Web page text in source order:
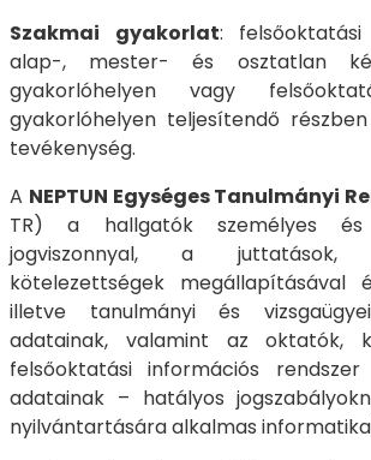
Szakmai gyakorlat: felsőoktatási
alap-, mester- és osztatlan
gyakorlóhelyen vagy
gyakorlóhelyen teljesítendő
tevékenység.
A NEPTUN Egységes Tanulmányi
TR) a hallgatók személyes
jogviszonnyal, a juttatások,
kötelezettségek megállapításával
illetve tanulmányi és
adatainak, valamint az oktatók,
felsőoktatási információs
adatainak – hatályos
nyilvántartására alkalmas